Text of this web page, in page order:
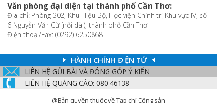
Văn phòng đại diện tại thành phố Cần Thơ:
Địa chỉ: Phòng 302, Khu Hiệu Bộ, Học viện Chính trị Khu vực IV, số
6 Nguyễn Văn Cừ (nối dài), thành phố Cần Thơ
Điện thoại/Fax: (0292) 6250868
HÀNH CHÍNH ĐIỆN TỬ
LIÊN HỆ GỬI BÀI VÀ ĐÓNG GÓP Ý KIẾN
LIÊN HỆ QUẢNG CÁO: 080 46138
@Bản quyền thuộc về Tạp chí Cộng sản